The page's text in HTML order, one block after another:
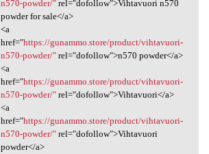
n570-powder/"rel="dofollow">Vihtavuori n570
powder for sale</a>
<a
href="https://gunammo.store/product/vihtavuori-
n570-powder/"rel="dofollow">n570 powder</a>
<a
href="https://gunammo.store/product/vihtavuori-
n570-powder/"rel="dofollow">Vihtavuori</a>
<a
href="https://gunammo.store/product/vihtavuori-
n570-powder/"rel="dofollow">Vihtavuori
powder</a>